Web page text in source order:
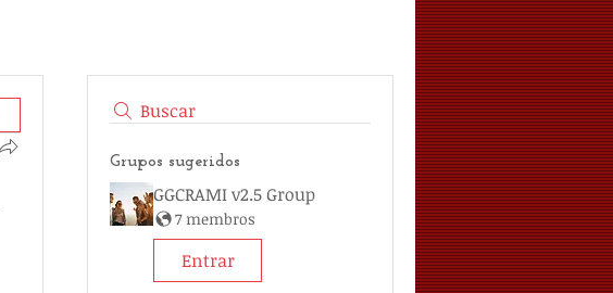
Buscar
Grupos sugeridos
GGCRAMI v2.5 Group
7 membros
Entrar